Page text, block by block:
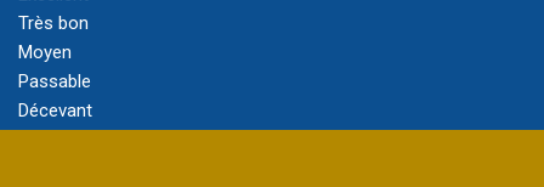
Très bon
Moyen
Passable
Décevant